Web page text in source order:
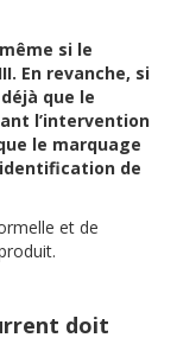
si le
En revanche, si
que le
l’intervention
le marquage
de
et de
doit